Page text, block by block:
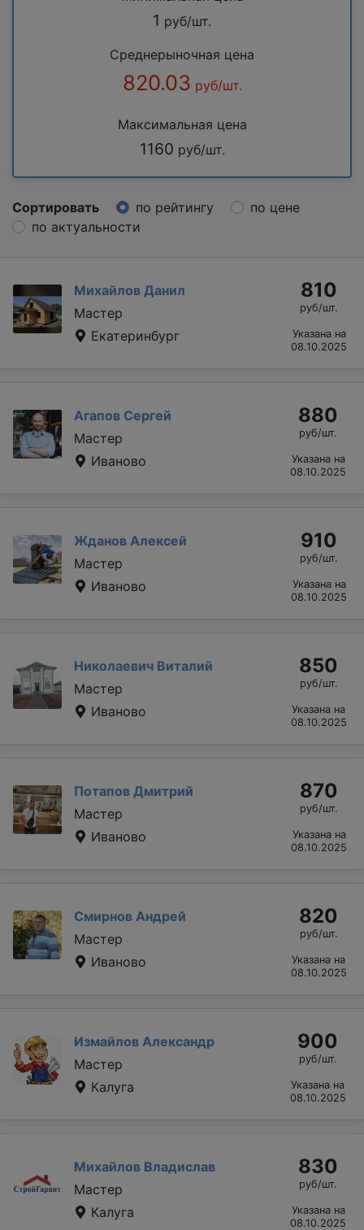
1 руб/шт.
Среднерыночная цена
820.03 руб/шт.
Максимальная цена
1160 руб/шт.
Сортировать по рейтингу
по цене
по актуальности
Михайлов Данил
Мастер
Екатеринбург
810
руб/шт.
Указана на
08.10.2025
Агапов Сергей
Мастер
Иваново
880
руб/шт.
Указана на
08.10.2025
Жданов Алексей
Мастер
Иваново
910
руб/шт.
Указана на
08.10.2025
Николаевич Виталий
Мастер
Иваново
850
руб/шт.
Указана на
08.10.2025
Потапов Дмитрий
Мастер
Иваново
870
руб/шт.
Указана на
08.10.2025
Смирнов Андрей
Мастер
Иваново
820
руб/шт.
Указана на
08.10.2025
Измайлов Александр
Мастер
Калуга
900
руб/шт.
Указана на
08.10.2025
Михайлов Владислав
Мастер
Калуга
830
руб/шт.
Указана на
08.10.2025